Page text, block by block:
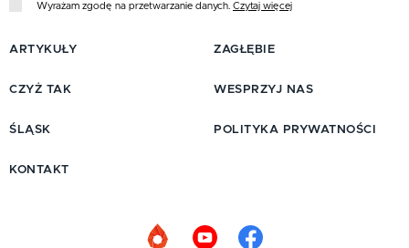
Wyrażam zgodę na przetwarzanie danych. Czytaj więcej
ARTYKUŁY
CZYŻ TAK
ŚLĄSK
ZAGŁĘBIE
WESPRZYJ NAS
POLITYKA PRYWATNOŚCI
KONTAKT